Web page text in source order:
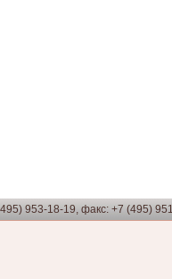
953-18-19, факс: +7 (495)